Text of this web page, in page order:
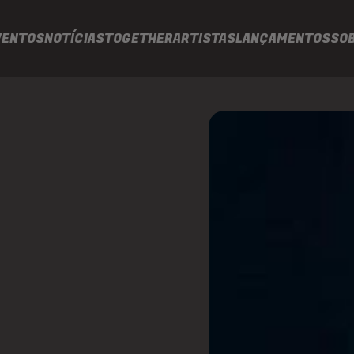
NOTÍCIASTOGETHERARTISTASLANÇAMENTOS